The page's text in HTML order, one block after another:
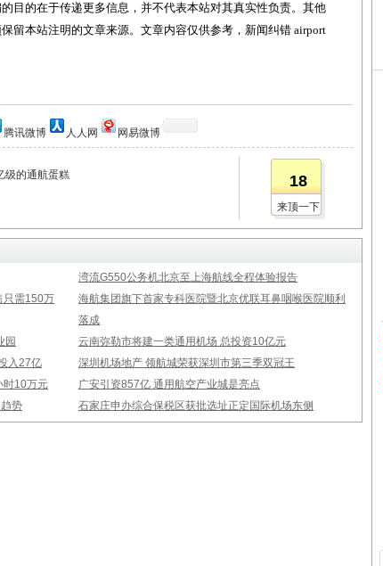
目的在于传递更多信息，并不代表本站对其真实性负责。其他
留本站注明的文章来源。文章内容仅供参考，新闻纠错 airport
腾讯微博 人人网 网易微博
级的通航蛋糕 18
来顶一下
湾流G550公务机北京至上海航线全程体验报告
只需150万
海航集团旗下首家专科医院暨北京优联耳鼻咽喉医院顺利
落成
园
云南弥勒市将建一类通用机场 总投资10亿元
入27亿
深圳机场地产 领航城荣获深圳市第三季双冠王
时10万元
广安引资857亿 通用航空产业城是亮点
势
石家庄申办综合保税区获批选址正定国际机场东侧